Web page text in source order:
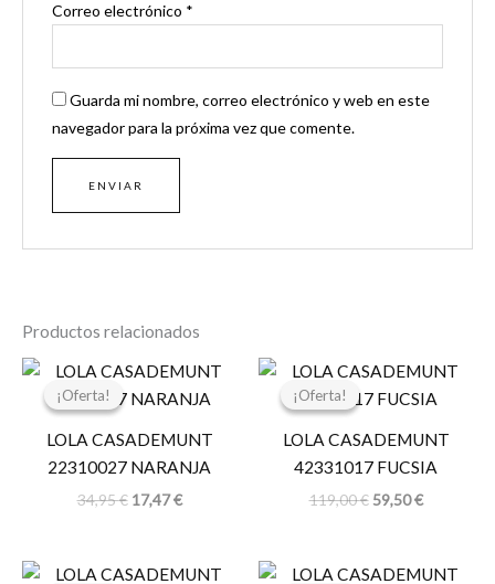
Correo electrónico *
Guarda mi nombre, correo electrónico y web en este
navegador para la próxima vez que comente.
Productos relacionados
¡Oferta!
¡Oferta!
LOLA CASADEMUNT
22310027 NARANJA
34,95€
El
original
34,95 €.
17,47€
El
actual
17,47 €.
¡Oferta!
¡Oferta!
LOLA CASADEMUNT
42331017 FUCSIA
119,00€
El
original
119,00 €.
59,50€
El
actual
59,50 €.
El
El
El
El